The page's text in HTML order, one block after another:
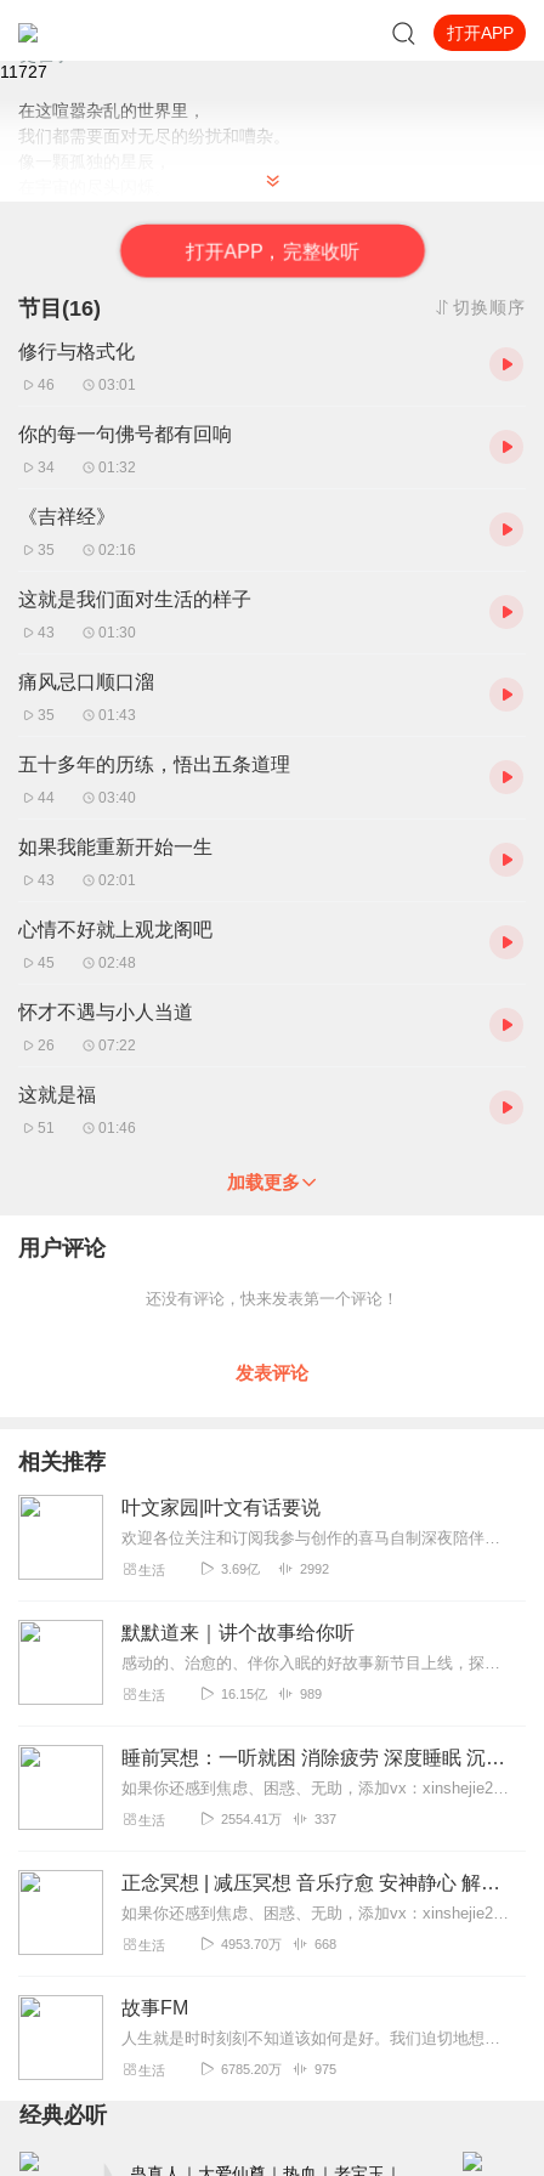
打开APP
独自面对杂乱的世界
11727
在这喧嚣杂乱的世界里，
我们都需要面对无尽的纷扰和嘈杂。
我们都试图寻找一片宁静，
却发现四周都是狂风的呼啸。
往往迎来的却是寒冷的侵袭。
经过多少次风雨的洗礼，
才能迎接更加美好的明天？
用信念和勇气去迎接挑战？
打开APP，完整收听
节目(16) 切换顺序
修行与格式化
46 03:01
你的每一句佛号都有回响
34 01:32
《吉祥经》
35 02:16
这就是我们面对生活的样子
43 01:30
痛风忌口顺口溜
35 01:43
五十多年的历练，悟出五条道理
44 03:40
如果我能重新开始一生
43 02:01
心情不好就上观龙阁吧
45 02:48
怀才不遇与小人当道
26 07:22
这就是福
51 01:46
加载更多
用户评论
还没有评论，快来发表第一个评论！
发表评论
相关推荐
叶文家园|叶文有话要说
欢迎各位关注和订阅我参与创作的喜马自制深夜陪伴谈话栏目《听你说·百态人声》【听你说·百态人声】每晚直播连线真实人间故事|叶文现场互动中|人间冷暖，抱团取暖每周...
生活 3.69亿 2992
默默道来｜讲个故事给你听
感动的、治愈的、伴你入眠的好故事新节目上线，探索现实世界的无尽魅力，追求对生活的真实记录《听见人间真相》（点击名称，直达专辑）网易人间故事集持续更新中，邀您关注...
生活 16.15亿 989
睡前冥想：一听就困 消除疲劳 深度睡眠 沉浸体验
如果你还感到焦虑、困惑、无助，添加vx：xinshejie2018、vx公众号：宣萱心伴，与主播宣萱开启心灵交流之旅，共建温暖的精神家园！如果你喜欢我的内容，请...
生活 2554.41万 337
正念冥想 | 减压冥想 音乐疗愈 安神静心 解郁降噪
如果你还感到焦虑、困惑、无助，添加vx：xinshejie2018、vx公众号：宣萱心伴，与主播宣萱开启心灵交流之旅，共建温暖的精神家园！如果你喜欢我的内容，请...
生活 4953.70万 668
故事FM
人生就是时时刻刻不知道该如何是好。我们迫切地想知道怎么解决问题，也同样挣扎着寻求理解和安慰。这样的你，并不孤独。重获新生的抑郁症病人；用一辈子摆脱原生家庭阴影的...
生活 6785.20万 975
经典必听